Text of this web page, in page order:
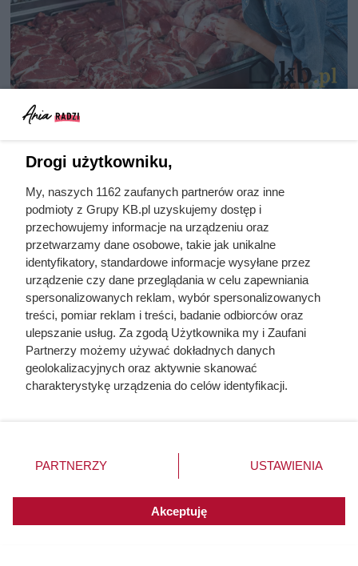
Dziennikarze ujawnili
zaskoczeni
elewacji. To, co zastali pod
styropianem, zaskoczyło nawet
Drogi użytkowniku,
My, naszych 1162 zaufanych partnerów oraz inne
podmioty z Grupy KB.pl uzyskujemy dostęp i
przechowujemy informacje na urządzeniu oraz
przetwarzamy dane osobowe, takie jak unikalne
identyfikatory, standardowe informacje wysyłane przez
urządzenie czy dane przeglądania w celu zapewniania
spersonalizowanych reklam, wybór spersonalizowanych
treści, pomiar reklam i treści, badanie odbiorców oraz
ulepszanie usług. Za zgodą Użytkownika my i Zaufani
Partnerzy możemy używać dokładnych danych
geolokalizacyjnych oraz aktywnie skanować
charakterystykę urządzenia do celów identyfikacji.
zmienić/wycofać klikając przycisk ustawień prywatności
znajdujący się w lewym dolnym rogu strony. Niektóre
użytkownika, ale masz prawo sprzeciwić się takiemu
przetwarzaniu. Preferencje będą miały zastosowania do
PARTNERZY USTAWIENIA
Akceptuję